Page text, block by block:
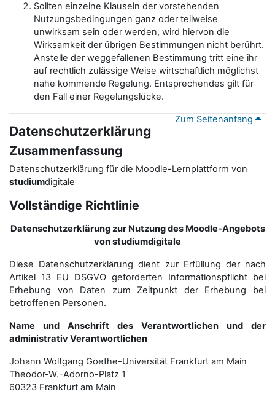
Sollten einzelne Klauseln der vorstehenden
Nutzungsbedingungen ganz oder teilweise
unwirksam sein oder werden, wird hiervon die
Wirksamkeit der übrigen Bestimmungen nicht berührt.
Anstelle der weggefallenen Bestimmung tritt eine ihr
auf rechtlich zulässige Weise wirtschaftlich möglichst
nahe kommende Regelung. Entsprechendes gilt für
den Fall einer Regelungslücke.
Zum Seitenanfang
Datenschutzerklärung
Zusammenfassung
Datenschutzerklärung für die Moodle-Lernplattform von
studiumdigitale
Vollständige Richtlinie
Datenschutzerklärung zur Nutzung des Moodle-Angebots
von studiumdigitale
Diese Datenschutzerklärung dient zur Erfüllung der nach
Artikel 13 EU DSGVO geforderten Informationspflicht bei
Erhebung von Daten zum Zeitpunkt der Erhebung bei
betroffenen Personen.
Name und Anschrift des Verantwortlichen und der
administrativ Verantwortlichen
Johann Wolfgang Goethe-Universität Frankfurt am Main
Theodor-W.-Adorno-Platz 1
60323 Frankfurt am Main